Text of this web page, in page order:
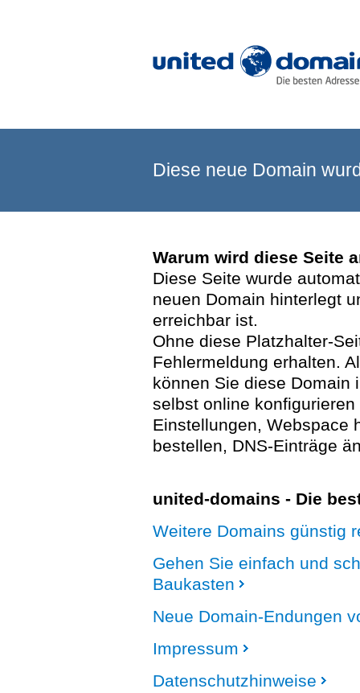
Diese neue Domain
Warum wird diese Seite
Diese Seite wurde
neuen Domain hinterlegt
erreichbar ist.
Ohne diese Platzhalter-
Fehlermeldung erhalten.
können Sie diese Domain
selbst online
Einstellungen, Webspace
bestellen, DNS-Einträge
united-domains - Die
Weitere Domains günstig
Gehen Sie einfach und
Baukasten
Neue Domain-Endungen
Impressum
Datenschutzhinweise